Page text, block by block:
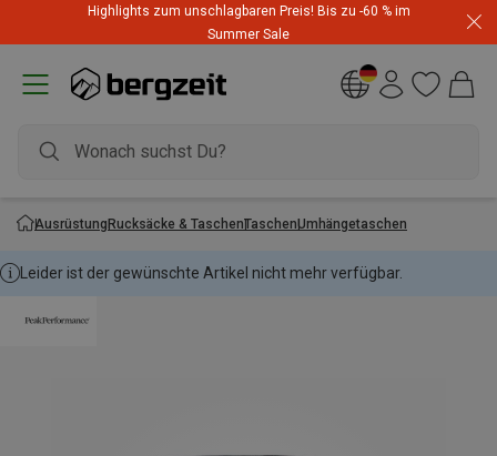
Highlights zum unschlagbaren Preis! Bis zu -60 % im
Summer Sale
Kaufe mind. 3 Artikel für mind. CHF 200 und spare 10 %
auf den günstigsten mit Code
AusrüstungRucksäcke & TaschenTaschenUmhängetaschen
Leider ist der gewünschte Artikel nicht mehr verfügbar.